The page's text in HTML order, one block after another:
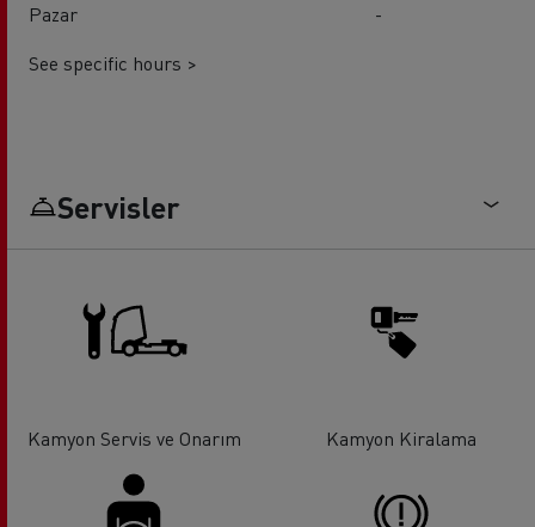
Pazar
-
See specific hours >
Servisler
Kamyon Servis ve Onarım Kamyon Kiralama